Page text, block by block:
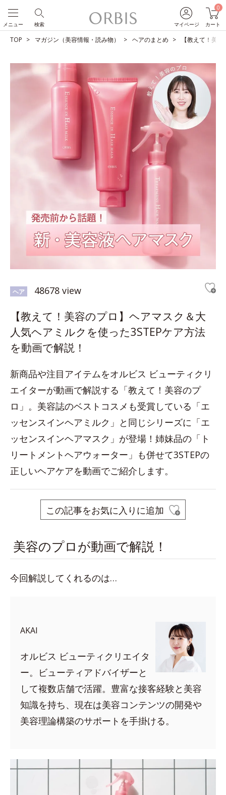
マイページ
0
カート
検索
メニュー
TOP マガジン（美容情報・読み物） ヘアのまとめ 【教えて！美
ヘア 48678 view
【教えて！美容のプロ】ヘアマスク＆大
人気ヘアミルクを使った3STEPケア方法
を動画で解説！
新商品や注目アイテムをオルビス ビューティクリ
エイターが動画で解説する「教えて！美容のプ
ロ」。美容誌のベストコスメも受賞している「エ
ッセンスインヘアミルク」と同じシリーズに「エ
ッセンスインヘアマスク」が登場！姉妹品の「ト
リートメントヘアウォーター」も併せて3STEPの
正しいヘアケアを動画でご紹介します。
この記事をお気に入りに追加
美容のプロが動画で解説！
今回解説してくれるのは…
AKAI
オルビス ビューティクリエイタ
ー。ビューティアドバイザーと
して複数店舗で活躍。豊富な接客経験と美容
知識を持ち、現在は美容コンテンツの開発や
美容理論構築のサポートを手掛ける。